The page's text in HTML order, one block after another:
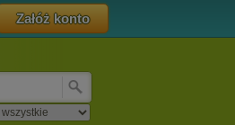
Załóż konto